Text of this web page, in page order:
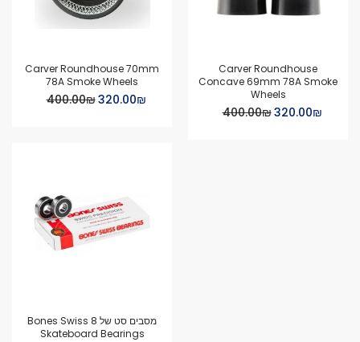
Carver Roundhouse
Concave 69mm 78A Smoke
Wheels
Special
₪‏320.00
₪‏400.00
Carver Roundhouse 70mm
78A Smoke Wheels
Special
₪‏320.00
₪‏400.00
מסבים סט של 8 Bones Swiss
Skateboard Bearings